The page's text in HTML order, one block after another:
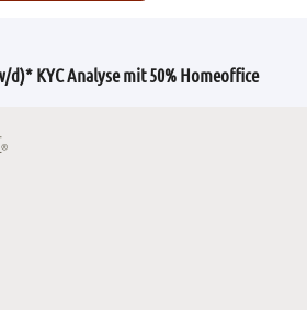
d)* KYC Analyse mit 50% Homeoffice